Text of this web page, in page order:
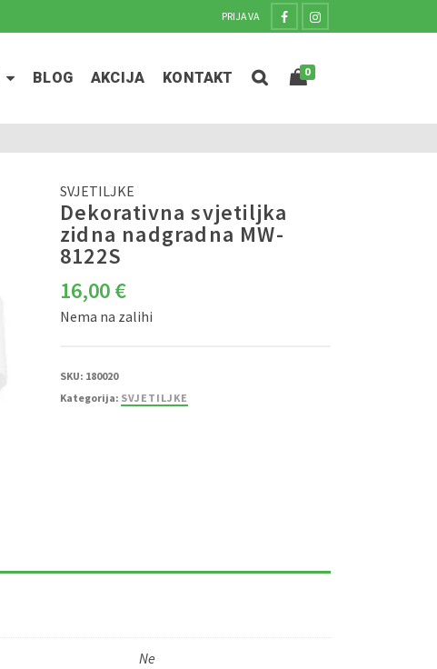
PRIJAVA
BLOG AKCIJA KONTAKT 0
SVJETILJKE
Dekorativna svjetiljka
zidna nadgradna MW-
8122S
16,00€
Nema na zalihi
SKU: 180020
Kategorija: SVJETILJKE
Ne